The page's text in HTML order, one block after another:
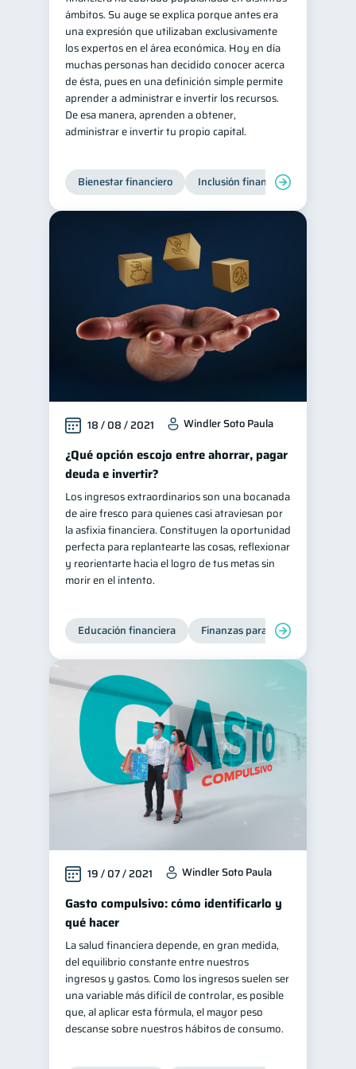
Salud mental ahorro
Doble sueldo 1
Gasto responsable
información financiera 1
ámbitos. Su auge se explica porque antes era
una expresión que utilizaban exclusivamente
los expertos en el área económica. Hoy en día
muchas personas han decidido conocer acerca
de ésta, pues en una definición simple permite
aprender a administrar e invertir los recursos.
De esa manera, aprenden a obtener,
administrar e invertir tu propio capital.
Bienestar financiero Inclusión financiera
18 / 08 / 2021 Windler Soto Paula
¿Qué opción escojo entre ahorrar, pagar
deuda e invertir?
Los ingresos extraordinarios son una bocanada
de aire fresco para quienes casi atraviesan por
la asfixia financiera. Constituyen la oportunidad
perfecta para replantearte las cosas, reflexionar
y reorientarte hacia el logro de tus metas sin
morir en el intento.
Educación financiera Finanzas para jóvenes
19 / 07 / 2021 Windler Soto Paula
Gasto compulsivo: cómo identificarlo y
qué hacer
La salud financiera depende, en gran medida,
del equilibrio constante entre nuestros
ingresos y gastos. Como los ingresos suelen ser
una variable más difícil de controlar, es posible
que, al aplicar esta fórmula, el mayor peso
descanse sobre nuestros hábitos de consumo.